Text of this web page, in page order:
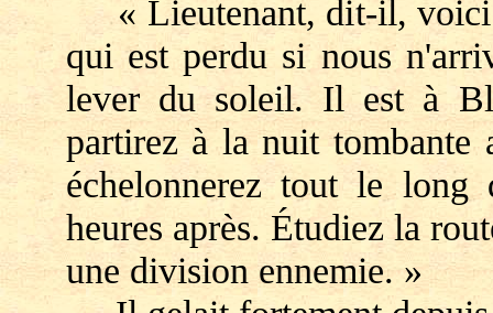
« Lieutenant, dit-il, voici
qui est perdu si nous
lever du soleil. Il est à
partirez à la nuit tombante
échelonnerez tout le
heures après. Étudiez la
une division ennemie. »